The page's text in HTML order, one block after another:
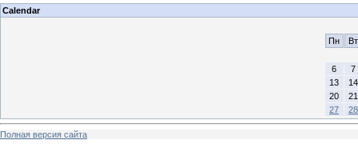
Calendar
Пн Вт
6
7
13
14
20
21
27
28
Полная версия сайта